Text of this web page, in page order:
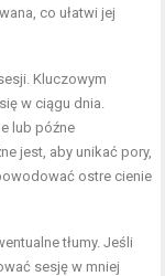
co ułatwi jej
Kluczowym
w ciągu dnia.
lub późne
jest, aby unikać pory,
ostre cienie
tłumy. Jeśli
sesję w mniej